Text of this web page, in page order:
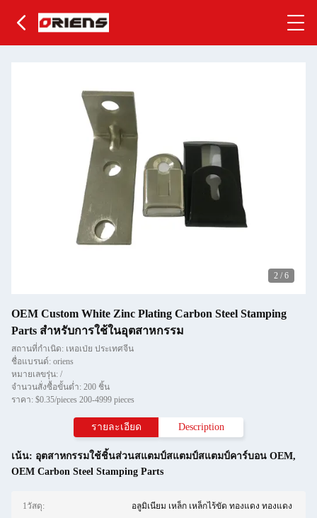
2 / 6
OEM Custom White Zinc Plating Carbon Steel Stamping
Parts สําหรับการใช้ในอุตสาหกรรม
สถานที่กำเนิด: เหอเป่ย ประเทศจีน
ชื่อแบรนด์: oriens
หมายเลขรุ่น: /
จำนวนสั่งซื้อขั้นต่ำ: 200 ชิ้น
ราคา: $0.35/pieces 200-4999 pieces
รายละเอียด Description
เน้น: อุตสาหกรรมใช้ชิ้นส่วนสแตมป์สแตมป์สแตมป์คาร์บอน OEM,
OEM Carbon Steel Stamping Parts
1วัสดุ: อลูมิเนียม เหล็ก เหล็กไร้ขัด ทองแดง ทองแดง